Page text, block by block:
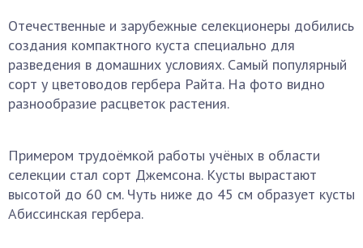
Отечественные и зарубежные селекционеры добились
создания компактного куста специально для
разведения в домашних условиях. Самый популярный
сорт у цветоводов гербера Райта. На фото видно
разнообразие расцветок растения.
Примером трудоёмкой работы учёных в области
селекции стал сорт Джемсона. Кусты вырастают
высотой до 60 см. Чуть ниже до 45 см образует кусты
Абиссинская гербера.